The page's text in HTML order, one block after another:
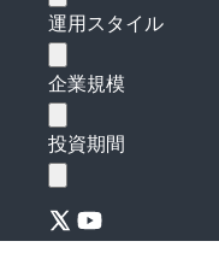
運用スタイル
企業規模
投資期間